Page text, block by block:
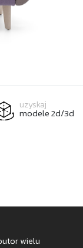
uzyskaj
modele 2d/3d
wielu